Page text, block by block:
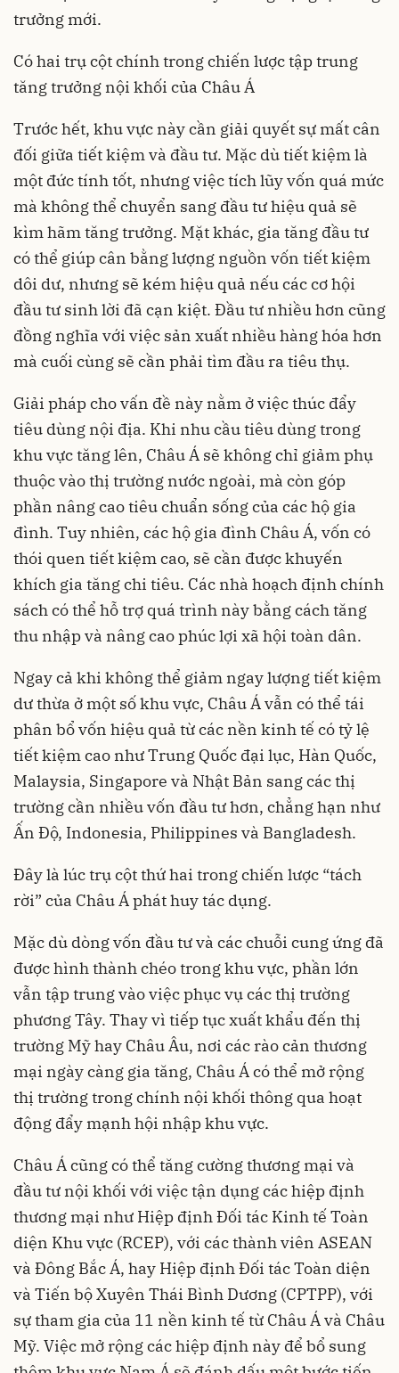
trưởng mới.
Có hai trụ cột chính trong chiến lược tập trung
tăng trưởng nội khối của Châu Á
Trước hết, khu vực này cần giải quyết sự mất cân
đối giữa tiết kiệm và đầu tư. Mặc dù tiết kiệm là
một đức tính tốt, nhưng việc tích lũy vốn quá mức
mà không thể chuyển sang đầu tư hiệu quả sẽ
kìm hãm tăng trưởng. Mặt khác, gia tăng đầu tư
có thể giúp cân bằng lượng nguồn vốn tiết kiệm
dôi dư, nhưng sẽ kém hiệu quả nếu các cơ hội
đầu tư sinh lời đã cạn kiệt. Đầu tư nhiều hơn cũng
đồng nghĩa với việc sản xuất nhiều hàng hóa hơn
mà cuối cùng sẽ cần phải tìm đầu ra tiêu thụ.
Giải pháp cho vấn đề này nằm ở việc thúc đẩy
tiêu dùng nội địa. Khi nhu cầu tiêu dùng trong
khu vực tăng lên, Châu Á sẽ không chỉ giảm phụ
thuộc vào thị trường nước ngoài, mà còn góp
phần nâng cao tiêu chuẩn sống của các hộ gia
đình. Tuy nhiên, các hộ gia đình Châu Á, vốn có
thói quen tiết kiệm cao, sẽ cần được khuyến
khích gia tăng chi tiêu. Các nhà hoạch định chính
sách có thể hỗ trợ quá trình này bằng cách tăng
thu nhập và nâng cao phúc lợi xã hội toàn dân.
Ngay cả khi không thể giảm ngay lượng tiết kiệm
dư thừa ở một số khu vực, Châu Á vẫn có thể tái
phân bổ vốn hiệu quả từ các nền kinh tế có tỷ lệ
tiết kiệm cao như Trung Quốc đại lục, Hàn Quốc,
Malaysia, Singapore và Nhật Bản sang các thị
trường cần nhiều vốn đầu tư hơn, chẳng hạn như
Ấn Độ, Indonesia, Philippines và Bangladesh.
Đây là lúc trụ cột thứ hai trong chiến lược “tách
rời” của Châu Á phát huy tác dụng.
Mặc dù dòng vốn đầu tư và các chuỗi cung ứng đã
được hình thành chéo trong khu vực, phần lớn
vẫn tập trung vào việc phục vụ các thị trường
phương Tây. Thay vì tiếp tục xuất khẩu đến thị
trường Mỹ hay Châu Âu, nơi các rào cản thương
mại ngày càng gia tăng, Châu Á có thể mở rộng
thị trường trong chính nội khối thông qua hoạt
động đẩy mạnh hội nhập khu vực.
Châu Á cũng có thể tăng cường thương mại và
đầu tư nội khối với việc tận dụng các hiệp định
thương mại như Hiệp định Đối tác Kinh tế Toàn
diện Khu vực (RCEP), với các thành viên ASEAN
và Đông Bắc Á, hay Hiệp định Đối tác Toàn diện
và Tiến bộ Xuyên Thái Bình Dương (CPTPP), với
sự tham gia của 11 nền kinh tế từ Châu Á và Châu
Mỹ. Việc mở rộng các hiệp định này để bổ sung